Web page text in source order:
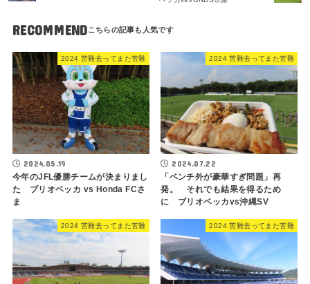
RECOMMEND
2024 苦難去ってまた苦難
2024.05.19
今年のJFL優勝チームが決まりまし
た ブリオベッカ vs Honda FCさ
ま
2024 苦難去ってまた苦難
2024.07.22
「ベンチ外が豪華すぎ問題」再
発。 それでも結果を得るため
に ブリオベッカvs沖縄SV
2024 苦難去ってまた苦難 2024 苦難去ってまた苦難